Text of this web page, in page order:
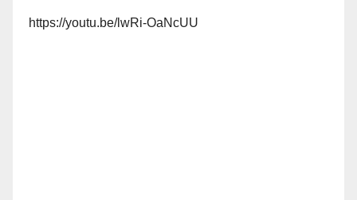
https://youtu.be/lwRi-OaNcUU